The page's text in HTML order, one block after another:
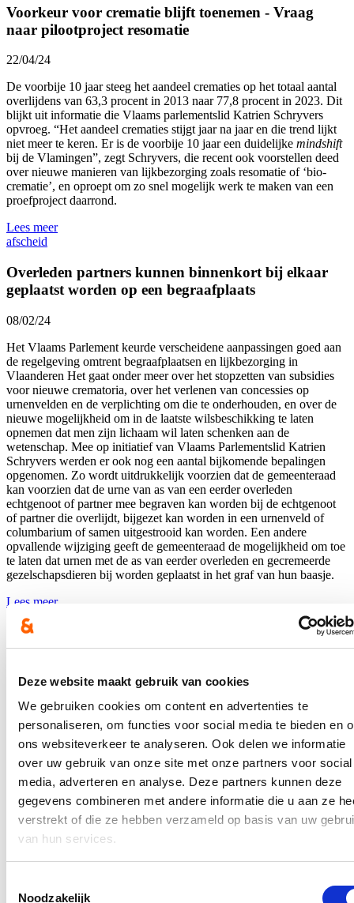
Deze website maakt gebruik van cookies
We gebruiken cookies om content en advertenties te
personaliseren, om functies voor social media te bieden en
ons websiteverkeer te analyseren. Ook delen we informatie
over uw gebruik van onze site met onze partners voor social
media, adverteren en analyse. Deze partners kunnen deze
gegevens combineren met andere informatie die u aan ze
verstrekt of die ze hebben verzameld op basis van uw
van hun services.
Noodzakelijk
Voorkeur voor crematie blijft toenemen - Vraag
naar pilootproject resomatie
22/04/24
De voorbije 10 jaar steeg het aandeel crematies op het totaal aantal
overlijdens van 63,3 procent in 2013 naar 77,8 procent in 2023. Dit
blijkt uit informatie die Vlaams parlementslid Katrien Schryvers
opvroeg. “Het aandeel crematies stijgt jaar na jaar en die trend lijkt
niet meer te keren. Er is de voorbije 10 jaar een duidelijke mindshift
bij de Vlamingen”, zegt Schryvers, die recent ook voorstellen deed
over nieuwe manieren van lijkbezorging zoals resomatie of ‘bio-
crematie’, en oproept om zo snel mogelijk werk te maken van een
proefproject daarrond.
Lees meer
afscheid
Overleden partners kunnen binnenkort bij elkaar
geplaatst worden op een begraafplaats
08/02/24
Het Vlaams Parlement keurde verscheidene aanpassingen goed aan
de regelgeving omtrent begraafplaatsen en lijkbezorging in
Vlaanderen Het gaat onder meer over het stopzetten van subsidies
voor nieuwe crematoria, over het verlenen van concessies op
urnenvelden en de verplichting om die te onderhouden, en over de
nieuwe mogelijkheid om in de laatste wilsbeschikking te laten
opnemen dat men zijn lichaam wil laten schenken aan de
wetenschap. Mee op initiatief van Vlaams Parlementslid Katrien
Schryvers werden er ook nog een aantal bijkomende bepalingen
opgenomen. Zo wordt uitdrukkelijk voorzien dat de gemeenteraad
kan voorzien dat de urne van as van een eerder overleden
echtgenoot of partner mee begraven kan worden bij de echtgenoot
of partner die overlijdt, bijgezet kan worden in een urnenveld of
columbarium of samen uitgestrooid kan worden. Een andere
opvallende wijziging geeft de gemeenteraad de mogelijkheid om toe
te laten dat urnen met de as van eerder overleden en gecremeerde
gezelschapsdieren bij worden geplaatst in het graf van hun baasje.
Lees meer
afscheid
Zoersel start met register voor stilgeboren kindjes
17/10/23
Een geboorte is een feest. Meestal toch... want soms gaat het mis, al
tijdens de zwangerschap of bij de geboorte. Of het kindje sterft vóór
of na de geboorte maakt voor de ouders geen verschil, maar voor de
wet wel. Om de ouders van sterrenkindjes een hart onder de riem te
steken, besliste gemeente & ocmw Zoersel - in navolging van
Oostende, Brugge en Gent - om te starten met een sterrenregister. In
dit register kunnen alle stilgeboren kindjes, ongeacht de duur van de
zwangerschap, geregistreerd worden. Deze aangifte is niet verplicht,
heeft geen juridische gevolgen en is dus louter symbolisch, maar
voor sommige ouders o zo belangrijk.
Lees meer